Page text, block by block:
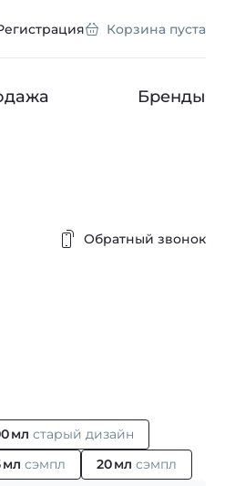
Корзина пуста
Бренды
Обратный звонок
мл старый дизайн
мл сэмпл 20 мл сэмпл